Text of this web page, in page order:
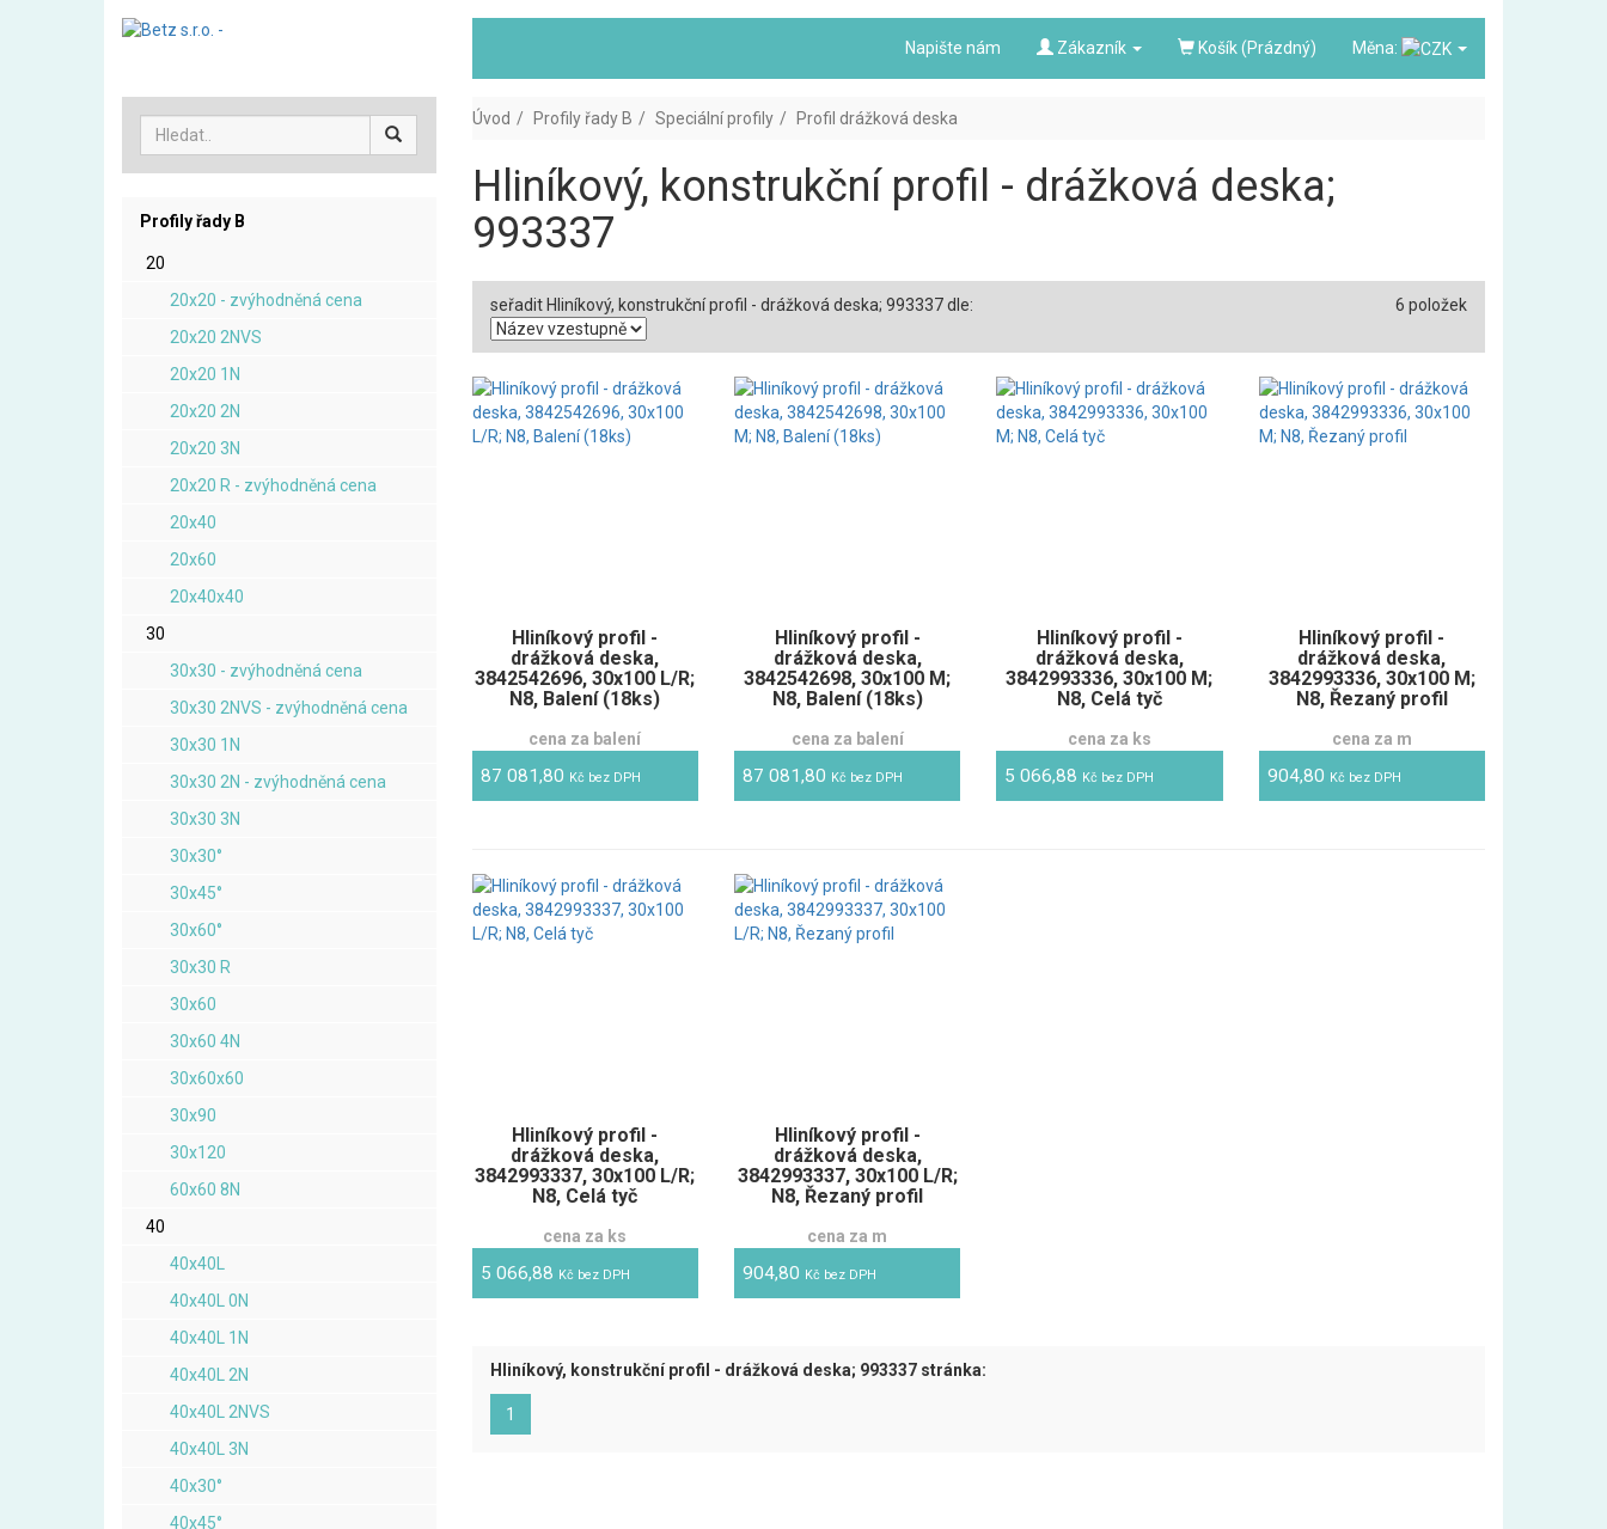
Napište nám Zákazník Košík (Prázdný) Měna:
Profily řady B
20
20x20 - zvýhodněná cena
20x20 2NVS
20x20 1N
20x20 2N
20x20 3N
20x20 R - zvýhodněná cena
20x40
20x60
20x40x40
30
30x30 - zvýhodněná cena
30x30 2NVS - zvýhodněná cena
30x30 1N
30x30 2N - zvýhodněná cena
30x30 3N
30x30°
30x45°
30x60°
30x30 R
30x60
30x60 4N
30x60x60
30x90
30x120
60x60 8N
40
40x40L
40x40L 0N
40x40L 1N
40x40L 2N
40x40L 2NVS
40x40L 3N
40x30°
40x45°
Úvod Profily řady B Speciální profily Profil drážková deska
Hliníkový, konstrukční profil - drážková deska;
993337
seřadit Hliníkový, konstrukční profil - drážková deska; 993337 dle: 6 položek
Hliníkový profil -
drážková deska,
3842542696, 30x100 L/R;
N8, Balení (18ks)
cena za balení
87 081,80 Kč bez DPH
Hliníkový profil -
drážková deska,
3842542698, 30x100 M;
N8, Balení (18ks)
cena za balení
87 081,80 Kč bez DPH
Hliníkový profil -
drážková deska,
3842993336, 30x100 M;
N8, Celá tyč
cena za ks
5 066,88 Kč bez DPH
Hliníkový profil -
drážková deska,
3842993336, 30x100 M;
N8, Řezaný profil
cena za m
904,80 Kč bez DPH
Hliníkový profil -
drážková deska,
3842993337, 30x100 L/R;
N8, Celá tyč
cena za ks
5 066,88 Kč bez DPH
Hliníkový profil -
drážková deska,
3842993337, 30x100 L/R;
N8, Řezaný profil
cena za m
904,80 Kč bez DPH
Hliníkový, konstrukční profil - drážková deska; 993337 stránka:
1